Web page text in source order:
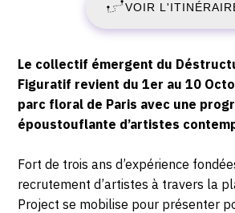
-
10
Route
de
la
Pyramide,
75012
Paris
VOIR
Description,
horaires...
Le collectif émergent du
Figuratif revient du 1er au 10
parc floral de Paris avec une
époustouflante d’artistes
Fort de trois ans d’expérience
recrutement d’artistes à travers la
Project se mobilise pour présenter